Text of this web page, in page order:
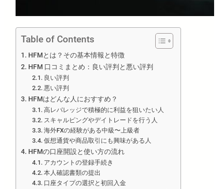
Table of Contents
HFMとは？その基本情報と特徴
HFM 口コミまとめ：良い評判と悪い評判
良い評判
悪い評判
HFMはどんな人におすすめ？
高レバレッジで積極的に利益を狙いたい人
スキャルピングやデイトレードを行う人
海外FXの経験がある中級〜上級者
仮想通貨や商品取引にも興味がある人
HFMの口座開設と使い方の流れ
アカウントの登録手続き
本人確認書類の提出
口座タイプの選択と初回入金